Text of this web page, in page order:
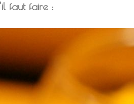
faut faire :